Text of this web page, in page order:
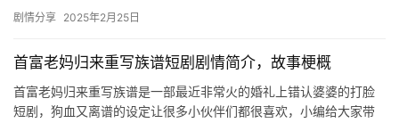
剧…
剧情分享 2025年2月25日
首富老妈归来重写族谱短剧剧情简介，故事梗概
首富老妈归来重写族谱是一部最近非常火的婚礼上错认婆婆的打脸
短剧，狗血又离谱的设定让很多小伙伴们都很喜欢，小编给大家带